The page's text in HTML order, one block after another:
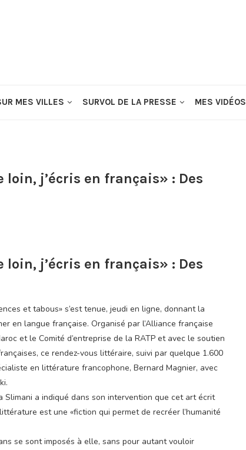
MES VILLES SURVOL DE LA PRESSE MES VIDÉOS
loin, j’écris en français» : Des
loin, j’écris en français» : Des
et tabous» s’est tenue, jeudi en ligne, donnant la
en langue française. Organisé par l’Alliance française
et le Comité d’entreprise de la RATP et avec le soutien
ce rendez-vous littéraire, suivi par quelque 1.600
en littérature francophone, Bernard Magnier, avec
a indiqué dans son intervention que cet art écrit
est une «fiction qui permet de recréer l’humanité
se sont imposés à elle, sans pour autant vouloir